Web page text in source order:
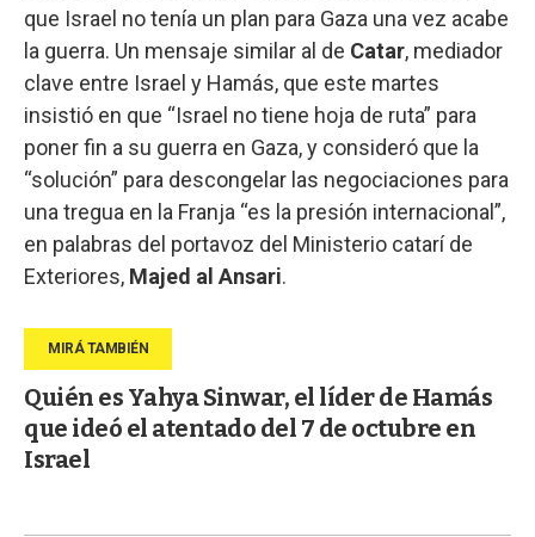
que Israel no tenía un plan para Gaza una vez acabe
la guerra. Un mensaje similar al de Catar, mediador
clave entre Israel y Hamás, que este martes
insistió en que “Israel no tiene hoja de ruta” para
poner fin a su guerra en Gaza, y consideró que la
“solución” para descongelar las negociaciones para
una tregua en la Franja “es la presión internacional”,
en palabras del portavoz del Ministerio catarí de
Exteriores, Majed al Ansari.
Quién es Yahya Sinwar, el líder de Hamás
que ideó el atentado del 7 de octubre en
Israel